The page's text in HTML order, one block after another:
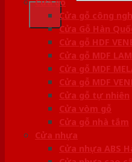
Cửa gỗ công
Cửa Gỗ Hàn
Cửa gỗ HDF
Cửa gỗ MDF
Cửa gỗ MDF
Cửa gỗ MDF
Cửa gỗ tự nhiên
Cửa vòm gỗ
Cửa gỗ nhà tắm
Cửa nhựa
Cửa nhựa ABS